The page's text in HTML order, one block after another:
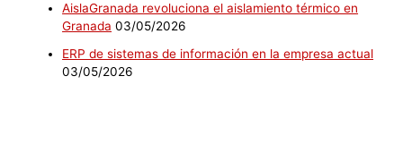
AislaGranada revoluciona el aislamiento térmico en
Granada 03/05/2026
ERP de sistemas de información en la empresa actual
03/05/2026